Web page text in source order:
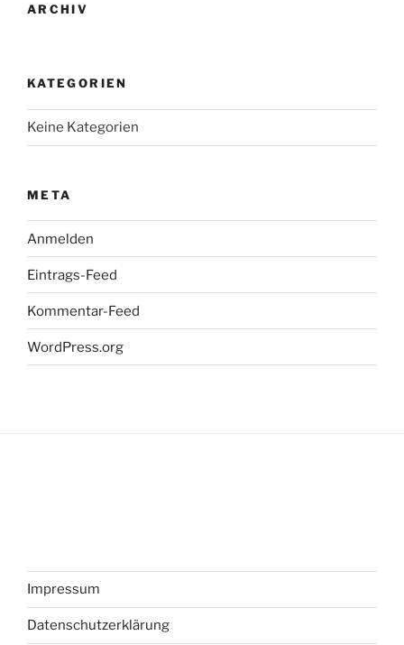
ARCHIV
KATEGORIEN
Keine Kategorien
META
Anmelden
Eintrags-Feed
Kommentar-Feed
WordPress.org
Impressum
Datenschutzerklärung